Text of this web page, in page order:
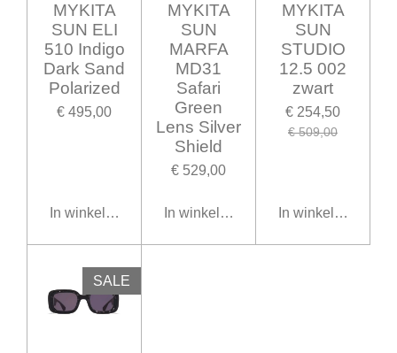
MYKITA
SUN ELI
510 Indigo
Dark Sand
Polarized
€ 495,00
In winkelwagen
MYKITA
SUN
MARFA
MD31
Safari
Green
Lens Silver
Shield
€ 529,00
In winkelwagen
MYKITA
SUN
STUDIO
12.5 002
zwart
€ 254,50
€ 509,00
In winkelwagen
SALE